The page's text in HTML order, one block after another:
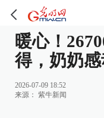
暖心！
得，奶奶
2026-07-09 18:52
来源： 紫牛新闻